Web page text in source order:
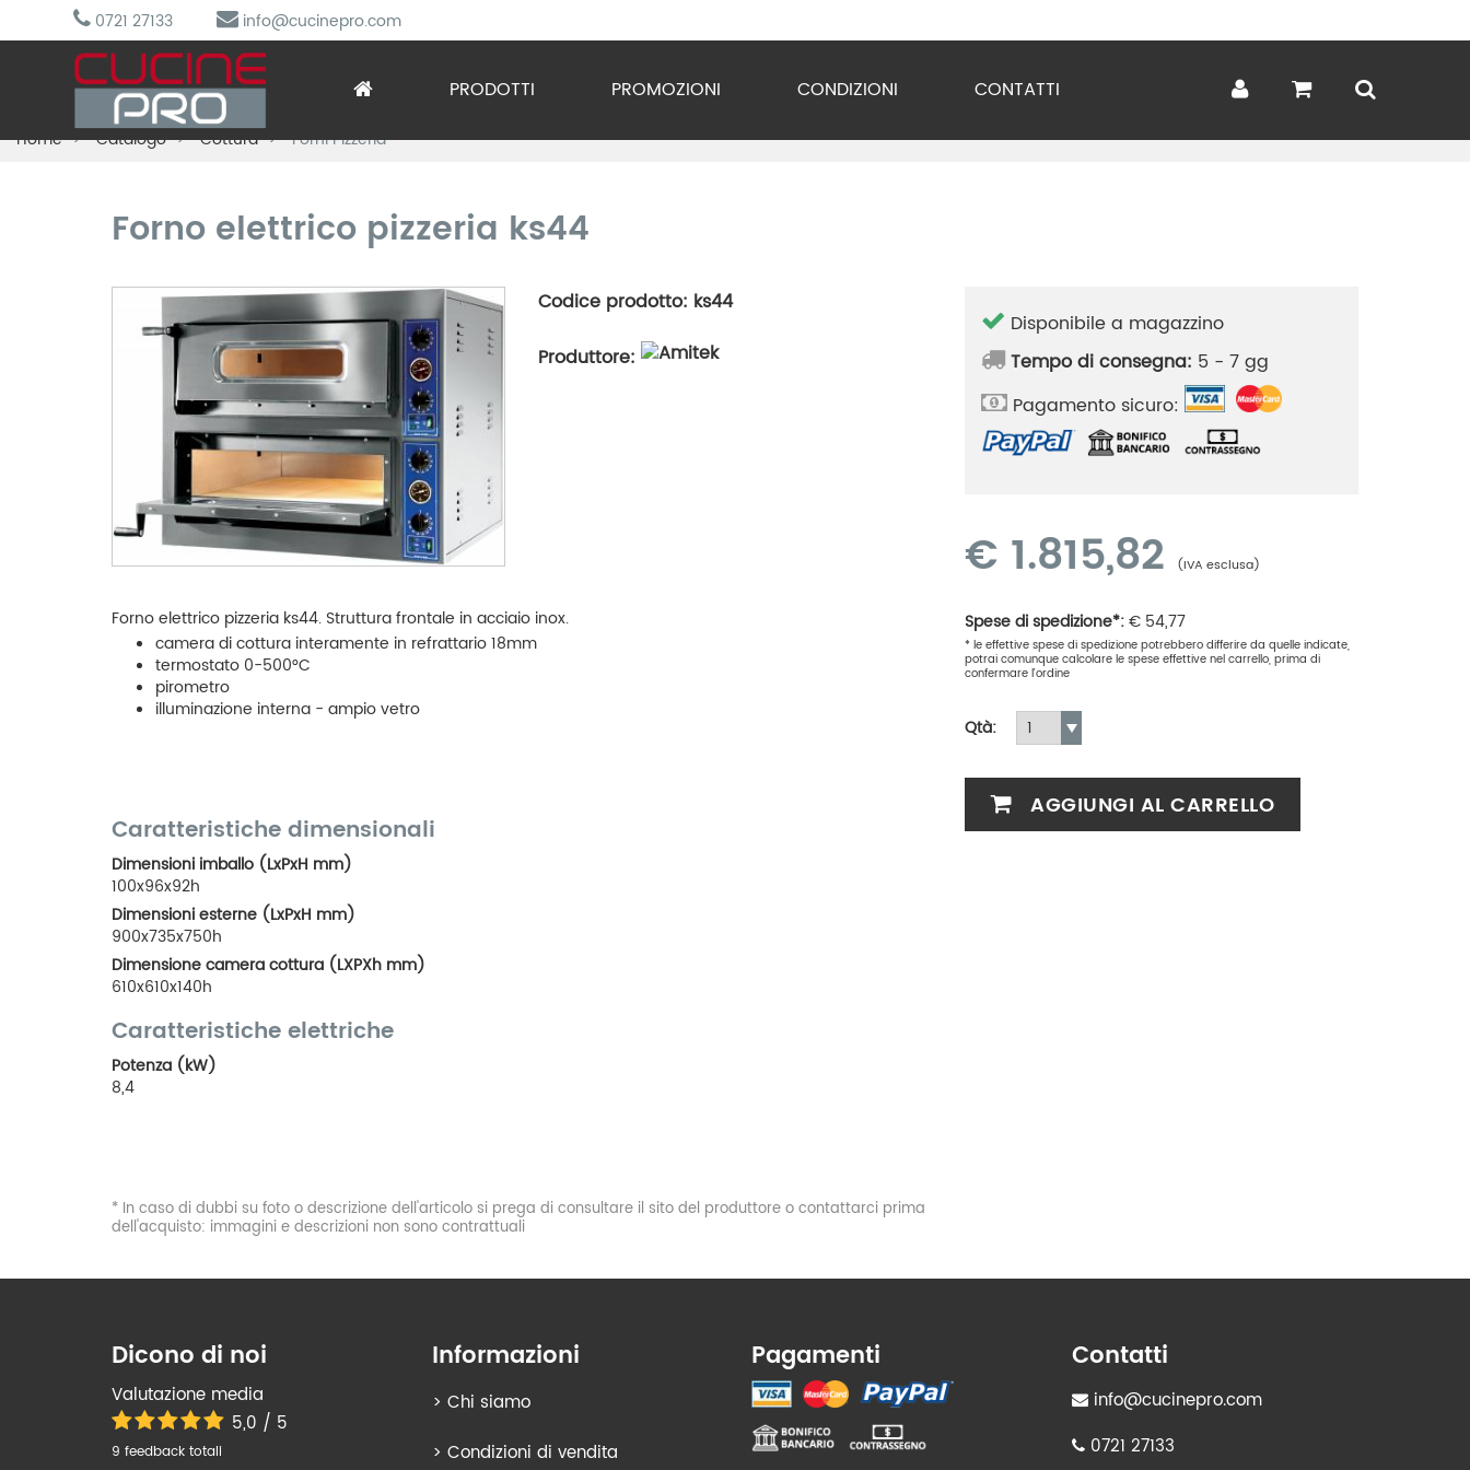
0721 27133 info@cucinepro.com
PRODOTTI
Arredo Inox
Lavaggio
Preparazione
Refrigerazione
Sottovuoto
PROMOZIONI CONDIZIONI CONTATTI
Home Catalogo Cottura Forni Pizzeria
Forno elettrico pizzeria ks44
Codice prodotto: ks44
Produttore:
Forno elettrico pizzeria ks44. Struttura frontale in acciaio inox.
camera di cottura interamente in refrattario 18mm
termostato 0-500°C
pirometro
illuminazione interna - ampio vetro
Caratteristiche dimensionali
Dimensioni imballo (LxPxH mm)
100x96x92h
Dimensioni esterne (LxPxH mm)
900x735x750h
Dimensione camera cottura (LXPXh mm)
610x610x140h
Caratteristiche elettriche
Potenza (kW)
8,4
* In caso di dubbi su foto o descrizione dell'articolo si prega di consultare il sito del produttore o contattarci prima
dell'acquisto: immagini e descrizioni non sono contrattuali
Disponibile a magazzino
Tempo di consegna: 5 - 7 gg
Pagamento sicuro:
€ 1.815,82 (IVA esclusa)
Spese di spedizione*:€ 54,77
* le effettive spese di spedizione potrebbero differire da quelle indicate,
potrai comunque calcolare le spese effettive nel carrello, prima di
confermare l'ordine
Qtà:
AGGIUNGI AL CARRELLO
Dicono di noi
Valutazione media
5,0 / 5
9 feedback totali
Informazioni
> Chi siamo
> Condizioni di vendita
Pagamenti Contatti
info@cucinepro.com
0721 27133